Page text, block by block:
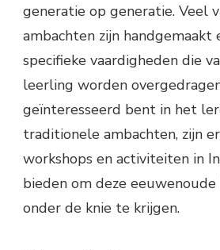
generatie op generatie. Veel
ambachten zijn handgemaakt
specifieke vaardigheden die
leerling worden
geïnteresseerd bent in het
traditionele ambachten, zijn
workshops en activiteiten in
bieden om deze
onder de knie te krijgen.